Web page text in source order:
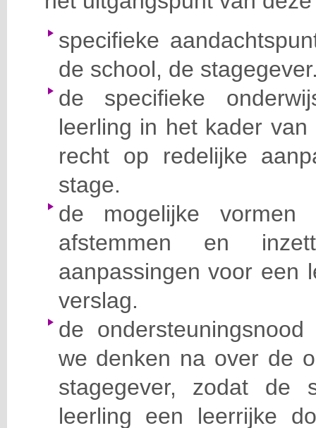
specifieke
de school, de
de specifieke
leerling in het kader
recht op redelijke
stage.
de mogelijke
afstemmen en
aanpassingen voor een
verslag.
de
we denken na over de
stagegever, zodat de
leerling een leerrijke